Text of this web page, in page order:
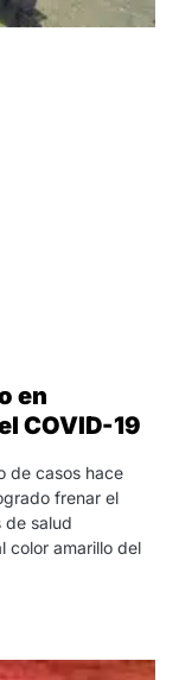
en
COVID-19
de casos hace
frenar el
de salud
color amarillo del